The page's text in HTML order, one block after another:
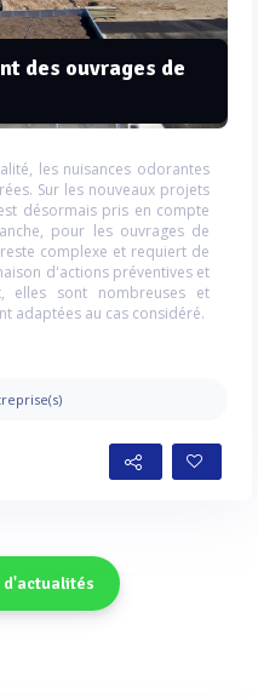
des ouvrages de
les nuisances odorantes
Sur les nouveaux projets
désormais pris en compte
pour les ouvrages de
complexe et requiert de
d'actions préventives et
elles sont nombreuses et
adaptées au cas considéré.
d'actualités